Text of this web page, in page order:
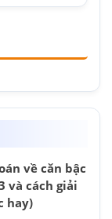
về căn bậc
và cách giải
hay)